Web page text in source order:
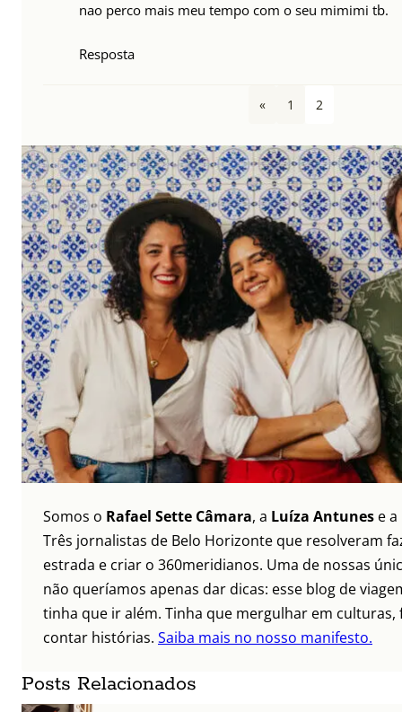
nao perco mais meu tempo com o seu mimimi tb.
Resposta
« 1 2
Somos o Rafael Sette Câmara, a Luíza Antunes e a
Três jornalistas de Belo Horizonte que resolveram
estrada e criar o 360meridianos. Uma de nossas
não queríamos apenas dar dicas: esse blog de
tinha que ir além. Tinha que mergulhar em culturas,
contar histórias. Saiba mais no nosso manifesto.
Posts Relacionados